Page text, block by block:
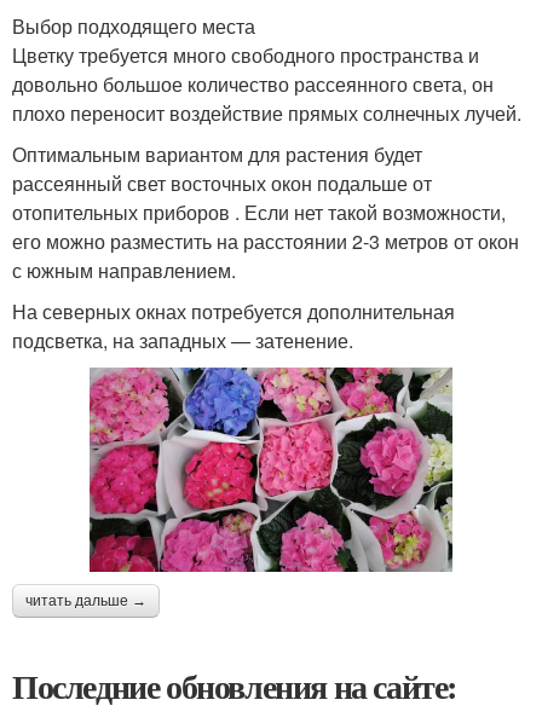
Выбор подходящего места
Цветку требуется много свободного пространства и
довольно большое количество рассеянного света, он
плохо переносит воздействие прямых солнечных лучей.
Оптимальным вариантом для растения будет
рассеянный свет восточных окон подальше от
отопительных приборов . Если нет такой возможности,
его можно разместить на расстоянии 2-3 метров от окон
с южным направлением.
На северных окнах потребуется дополнительная
подсветка, на западных — затенение.
читать дальше →
Последние обновления на сайте: